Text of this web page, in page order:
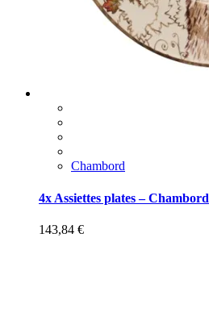
Chambord
4x Assiettes plates – Chambord
143,84 €